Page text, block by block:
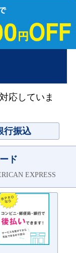
応していま
行振込
ド
EXPRESS